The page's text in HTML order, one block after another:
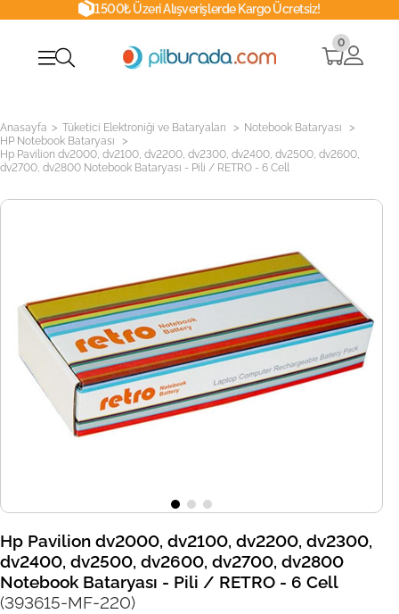
1500₺ Üzeri Alışverişlerde Kargo Ücretsiz!
0
Anasayfa > Tüketici Elektroniği ve Bataryaları > Notebook Bataryası >
HP Notebook Bataryası >
Hp Pavilion dv2000, dv2100, dv2200, dv2300, dv2400, dv2500, dv2600,
dv2700, dv2800 Notebook Bataryası - Pili / RETRO - 6 Cell
Hp Pavilion dv2000, dv2100, dv2200, dv2300,
dv2400, dv2500, dv2600, dv2700, dv2800
Notebook Bataryası - Pili / RETRO - 6 Cell
(393615-MF-220)